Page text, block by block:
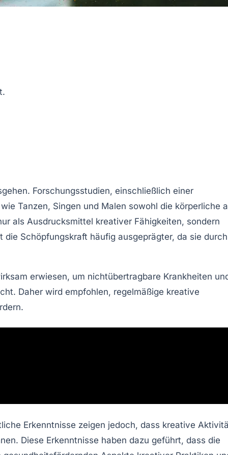
Forschungsstudien, einschließlich einer
Tanzen, Singen und Malen sowohl die körperliche
als Ausdrucksmittel kreativer Fähigkeiten, sondern
die Schöpfungskraft häufig ausgeprägter, da sie durch
erwiesen, um nichtübertragbare Krankheiten
Daher wird empfohlen, regelmäßige kreative
Erkenntnisse zeigen jedoch, dass kreative
Diese Erkenntnisse haben dazu geführt, dass die